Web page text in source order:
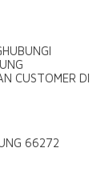
CUSTOMER DI
66272